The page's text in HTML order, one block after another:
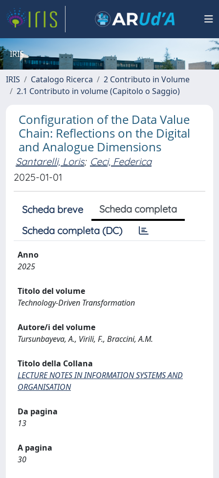
IRIS
IRIS Catalogo Ricerca
2 Contributo in Volume
2.1 Contributo in volume (Capitolo o Saggio)
Configuration of the Data Value
Chain: Reflections on the Digital
and Analogue Dimensions
Santarelli, Loris; Ceci, Federica
2025-01-01
Scheda breve
Scheda completa
Scheda completa (DC)
Anno
2025
Titolo del volume
Technology-Driven Transformation
Autore/i del volume
Tursunbayeva, A., Virili, F., Braccini, A.M.
Titolo della Collana
LECTURE NOTES IN INFORMATION SYSTEMS AND
ORGANISATION
Da pagina
13
A pagina
30